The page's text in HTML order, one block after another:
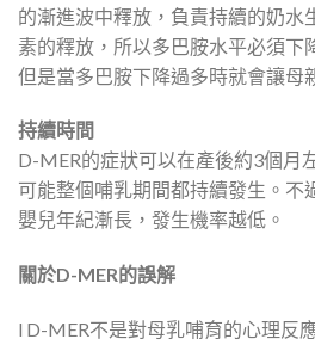
的漸進波中釋放，負責持續的奶水
素的釋放，所以多巴胺水平必須下
但是當多巴胺下降過多時就會讓母
持續時間
D-MER的症狀可以在產後約3個月
可能整個哺乳期間都持續發生。不
嬰兒年紀漸長，發生機率越低。
關於D-MER的誤解
l D-MER不是對母乳哺育的心理反